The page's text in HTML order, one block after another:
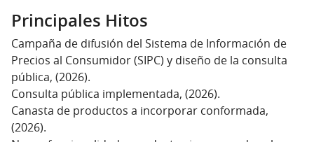
Principales Hitos
Campaña de difusión del Sistema de Información de
Precios al Consumidor (SIPC) y diseño de la consulta
pública, (2026).
Consulta pública implementada, (2026).
Canasta de productos a incorporar conformada,
(2026).